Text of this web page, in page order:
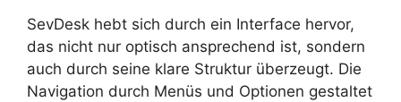
SevDesk hebt sich durch ein Interface hervor,
das nicht nur optisch ansprechend ist, sondern
auch durch seine klare Struktur überzeugt. Die
Navigation durch Menüs und Optionen gestaltet